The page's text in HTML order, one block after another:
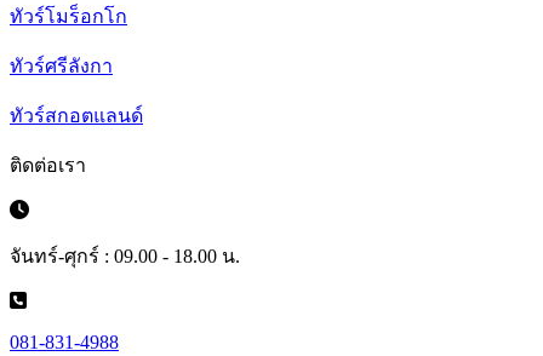
ทัวร์โมร็อกโก
ทัวร์ศรีลังกา
ทัวร์สกอตแลนด์
ติดต่อเรา
จันทร์-ศุกร์ : 09.00 - 18.00 น.
081-831-4988